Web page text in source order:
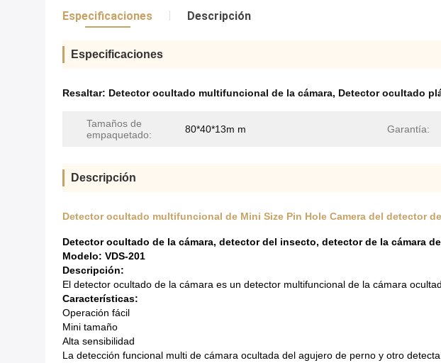
Especificaciones Descripción
Especificaciones
Resaltar: Detector ocultado multifuncional de la cámara, Detector ocultado
Tamaños de
empaquetado:
80*40*13m m Garantía:
Descripción
Detector ocultado multifuncional de Mini Size Pin Hole Camera del detector
Detector ocultado de la cámara, detector del insecto, detector de la cámara
Modelo: VDS-201
Descripción:
El detector ocultado de la cámara es un detector multifuncional de la cámara
Características:
Operación fácil
Mini tamaño
Alta sensibilidad
La detección funcional multi de cámara ocultada del agujero de perno y otro